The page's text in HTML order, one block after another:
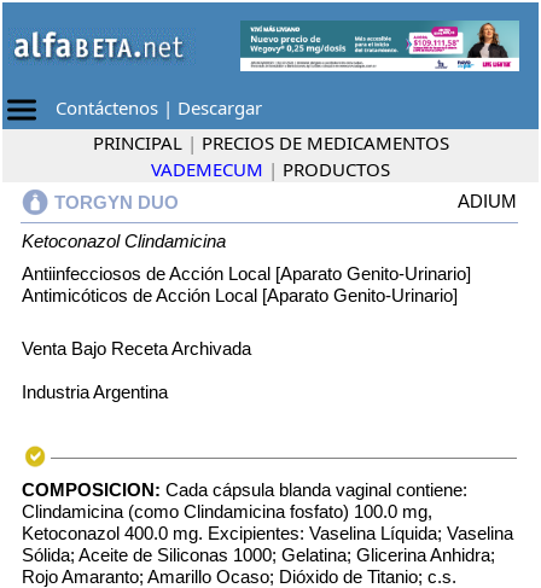
Contáctenos | Descargar
PRINCIPAL | PRECIOS DE MEDICAMENTOS
VADEMECUM | PRODUCTOS
TORGYN DUO
ADIUM
Ketoconazol Clindamicina
Antiinfecciosos de Acción Local [Aparato Genito-Urinario]
Antimicóticos de Acción Local [Aparato Genito-Urinario]
Venta Bajo Receta Archivada
Industria Argentina
COMPOSICION: Cada cápsula blanda vaginal contiene:
Clindamicina (como Clindamicina fosfato) 100.0 mg,
Ketoconazol 400.0 mg. Excipientes: Vaselina Líquida; Vaselina
Sólida; Aceite de Siliconas 1000; Gelatina; Glicerina Anhidra;
Rojo Amaranto; Amarillo Ocaso; Dióxido de Titanio; c.s.